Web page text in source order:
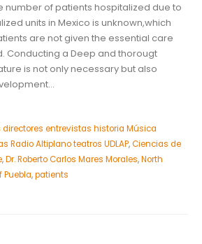
number of patients hospitalized due to
units in Mexico is unknown,which
are not given the essential care
Conducting a Deep and thorougt
is not only necessary but also
entrevistas historia Música
Radio Altiplano teatros UDLAP,Ciencias de
,Dr. Roberto Carlos Mares Morales,North
Puebla,patients